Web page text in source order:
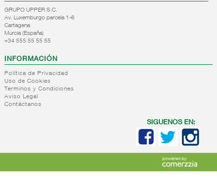
GRUPO UPPER S.C.
Av. Luxemburgo parcela 1-6
Cartagena
Murcia (España)
+34 555 55 55 55
INFORMACIÓN
Política de Privacidad
Uso de Cookies
Terminos y Condiciones
Aviso Legal
Contáctanos
SIGUENOS EN: